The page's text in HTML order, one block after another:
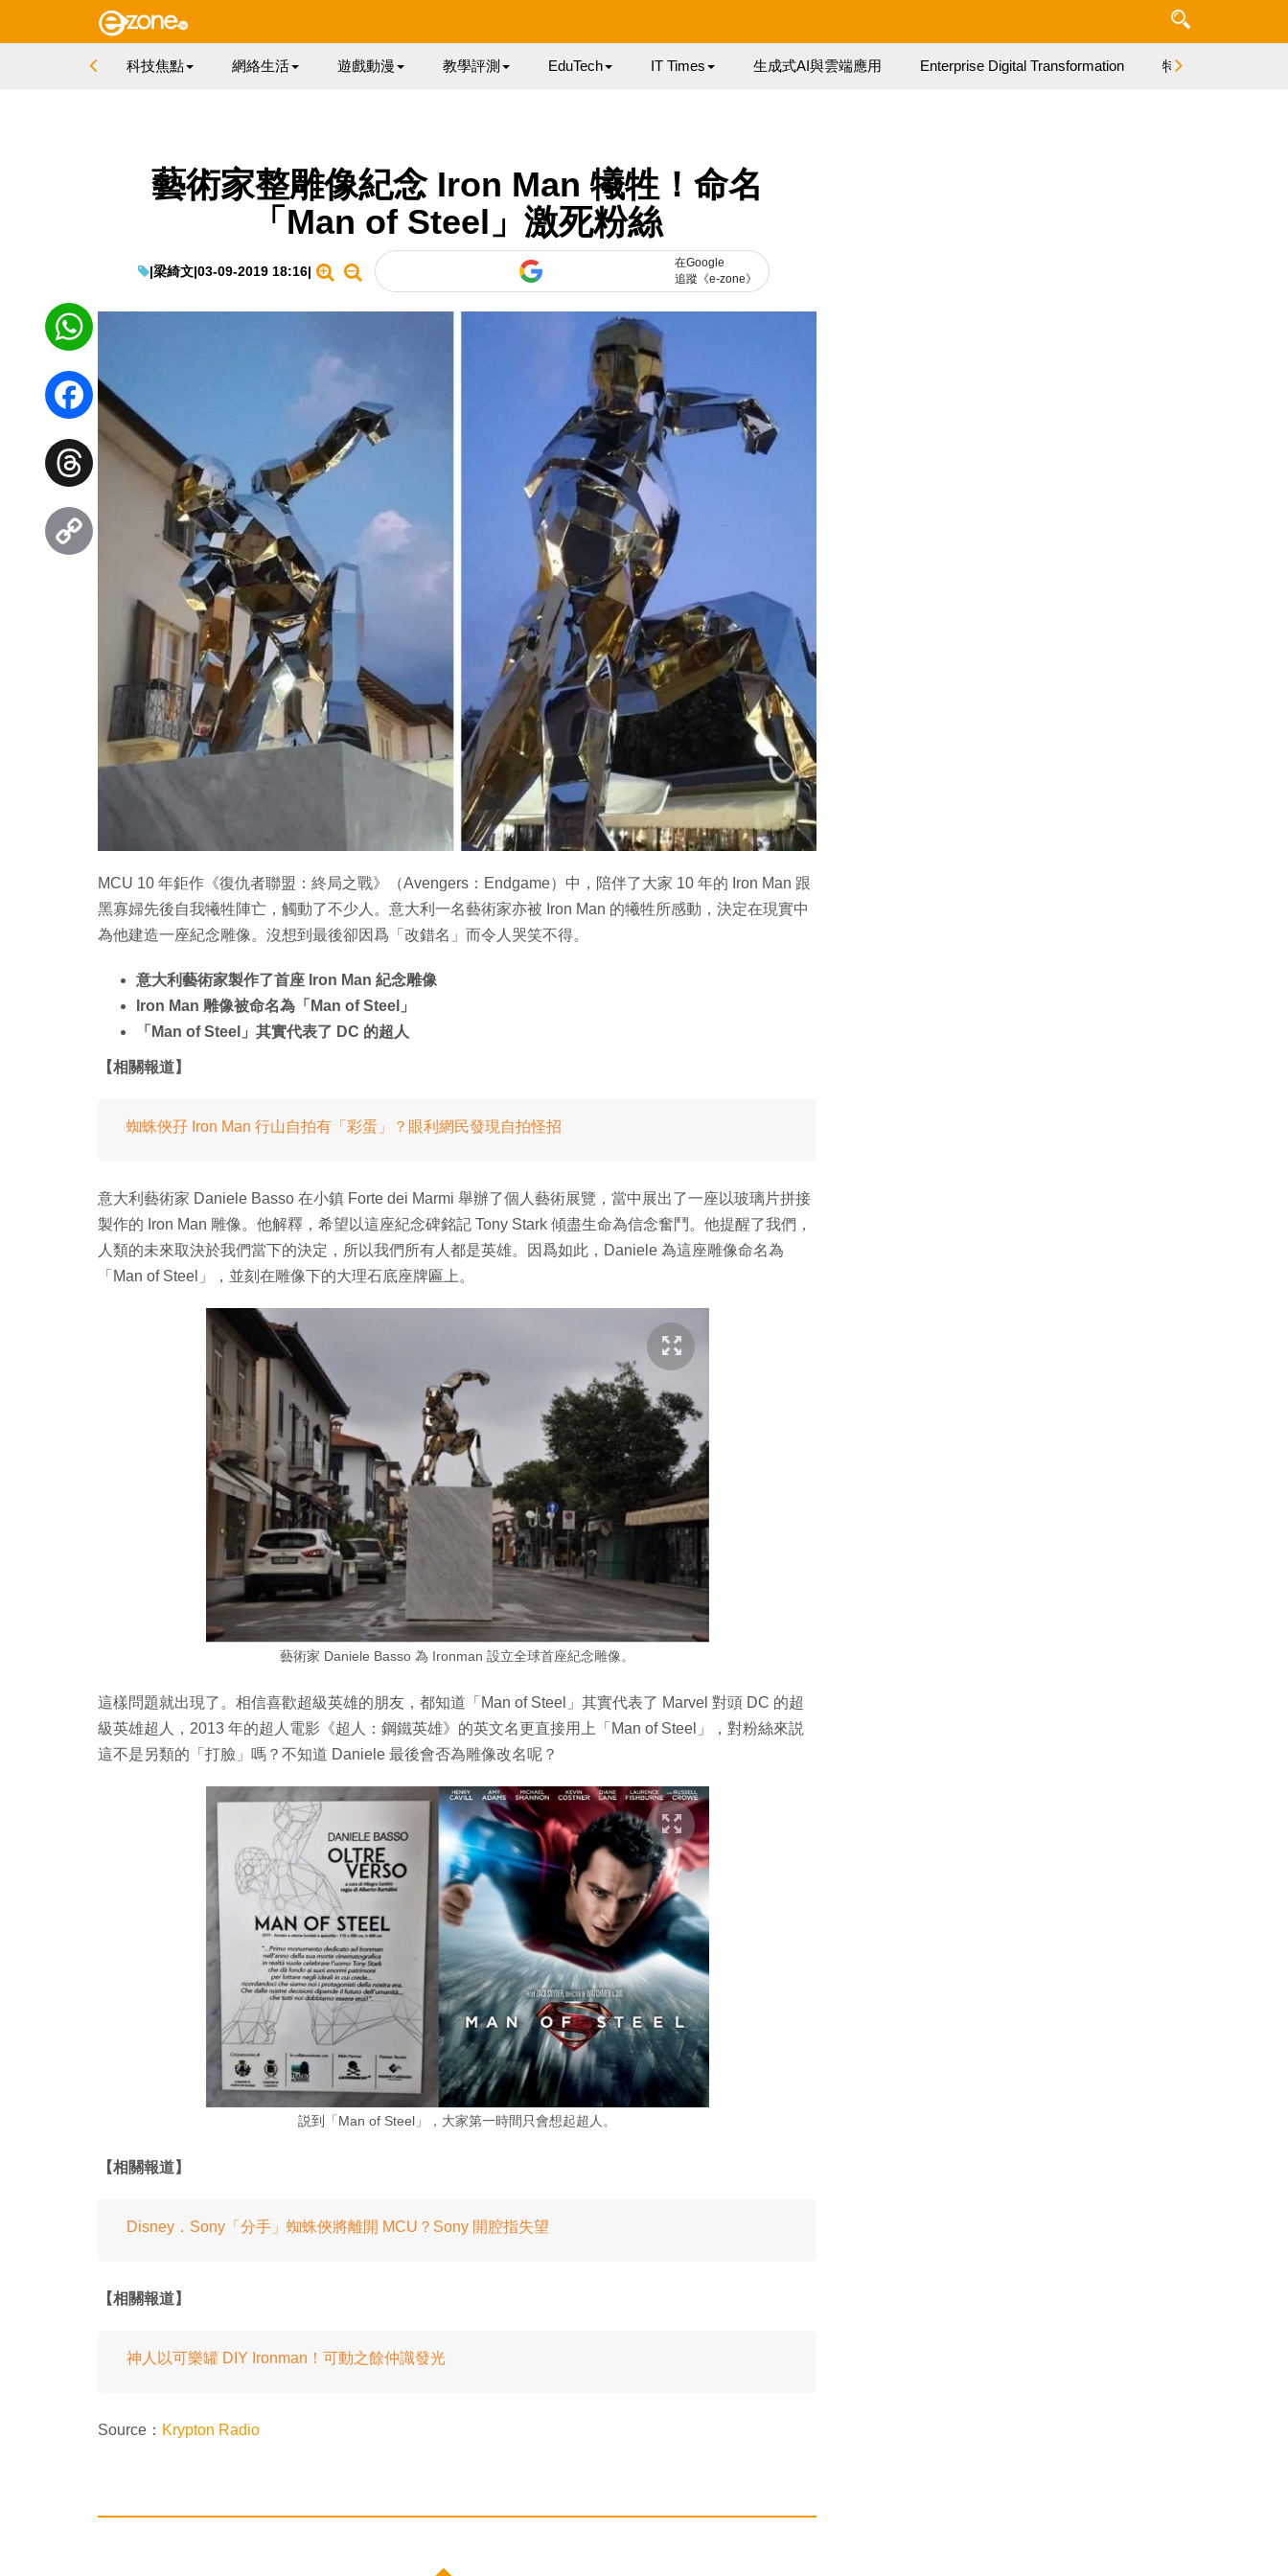
科技焦點 網絡生活 遊戲動漫 教學評測 EduTech IT Times 生成式AI與雲端應用 Enterprise Digital Transformation 特集
藝術家整雕像紀念 Iron Man 犧牲！命名
「Man of Steel」激死粉絲
|梁綺文|03-09-2019 18:16|
在Google
追蹤《e-zone》
MCU 10 年鉅作《復仇者聯盟：終局之戰》（Avengers：Endgame）中，陪伴了大家 10 年的 Iron Man 跟
黑寡婦先後自我犧牲陣亡，觸動了不少人。意大利一名藝術家亦被 Iron Man 的犧牲所感動，決定在現實中
為他建造一座紀念雕像。沒想到最後卻因爲「改錯名」而令人哭笑不得。
意大利藝術家製作了首座 Iron Man 紀念雕像
Iron Man 雕像被命名為「Man of Steel」
「Man of Steel」其實代表了 DC 的超人
【相關報道】
蜘蛛俠孖 Iron Man 行山自拍有「彩蛋」？眼利網民發現自拍怪招
意大利藝術家 Daniele Basso 在小鎮 Forte dei Marmi 舉辦了個人藝術展覽，當中展出了一座以玻璃片拼接
製作的 Iron Man 雕像。他解釋，希望以這座紀念碑銘記 Tony Stark 傾盡生命為信念奮鬥。他提醒了我們，
人類的未來取決於我們當下的決定，所以我們所有人都是英雄。因爲如此，Daniele 為這座雕像命名為
「Man of Steel」，並刻在雕像下的大理石底座牌匾上。
藝術家 Daniele Basso 為 Ironman 設立全球首座紀念雕像。
這樣問題就出現了。相信喜歡超級英雄的朋友，都知道「Man of Steel」其實代表了 Marvel 對頭 DC 的超
級英雄超人，2013 年的超人電影《超人：鋼鐵英雄》的英文名更直接用上「Man of Steel」，對粉絲來説
這不是另類的「打臉」嗎？不知道 Daniele 最後會否為雕像改名呢？
説到「Man of Steel」，大家第一時間只會想起超人。
【相關報道】
Disney．Sony「分手」蜘蛛俠將離開 MCU？Sony 開腔指失望
【相關報道】
神人以可樂罐 DIY Ironman！可動之餘仲識發光
Source： Krypton Radio
WhatsApp
Facebook
Threads